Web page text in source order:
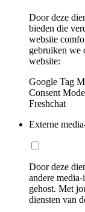
Door deze
bieden die
website
gebruiken we
website:
Google Tag
Consent
Freshchat
Externe
Door deze
andere
gehost. Met
diensten van